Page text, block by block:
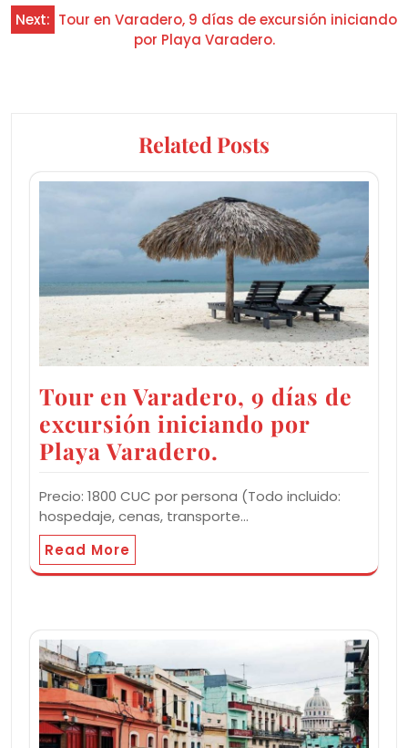
Next: Tour en Varadero, 9 días de excursión iniciando
por Playa Varadero.
Related Posts
Tour en Varadero, 9 días de
excursión iniciando por
Playa Varadero.
Precio: 1800 CUC por persona (Todo incluido:
hospedaje, cenas, transporte…
Read More